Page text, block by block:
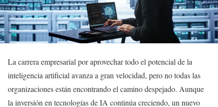
La carrera empresarial por aprovechar todo el potencial de la
inteligencia artificial avanza a gran velocidad, pero no todas las
organizaciones están encontrando el camino despejado. Aunque
la inversión en tecnologías de IA continúa creciendo, un nuevo